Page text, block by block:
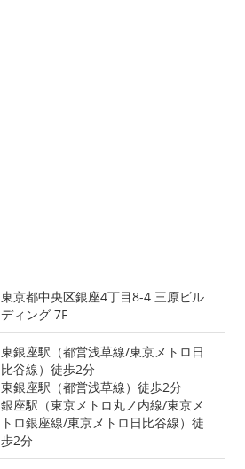
東京都中央区銀座4丁目8-4 三原ビル
ディング 7F
東銀座駅（都営浅草線/東京メトロ日
比谷線）徒歩2分
東銀座駅（都営浅草線）徒歩2分
銀座駅（東京メトロ丸ノ内線/東京メ
トロ銀座線/東京メトロ日比谷線）徒
歩2分